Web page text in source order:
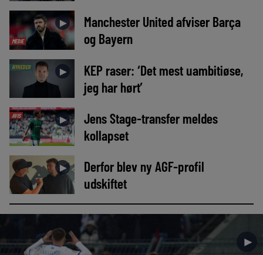
MEDIE
►
Manchester United afviser Barça
og Bayern
NYHEDER ►
KEP raser: ‘Det mest uambitiøse,
jeg har hørt’
AVIS ►
Jens Stage-transfer meldes
kollapset
►
Derfor blev ny AGF-profil
udskiftet
►